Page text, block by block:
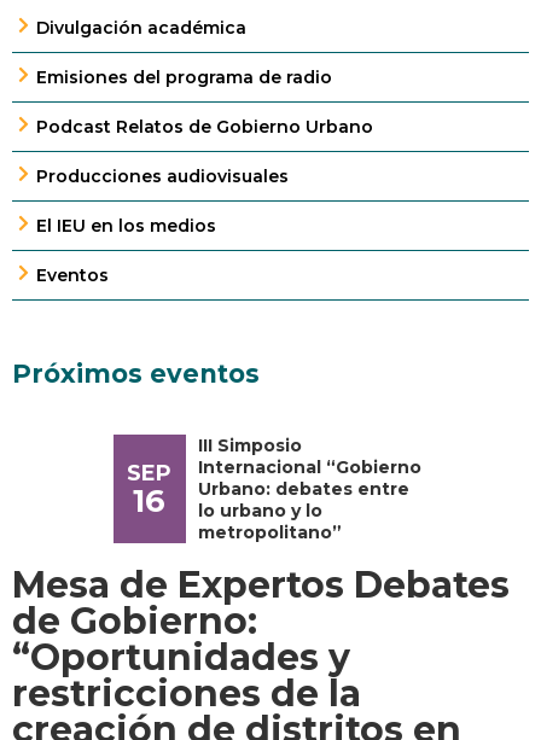
Divulgación académica
Emisiones del programa de radio
Podcast Relatos de Gobierno Urbano
Producciones audiovisuales
El IEU en los medios
Eventos
Próximos eventos
SEP
16
III Simposio
Internacional “Gobierno
Urbano: debates entre
lo urbano y lo
metropolitano”
Mesa de Expertos Debates
de Gobierno:
“Oportunidades y
restricciones de la
creación de distritos en